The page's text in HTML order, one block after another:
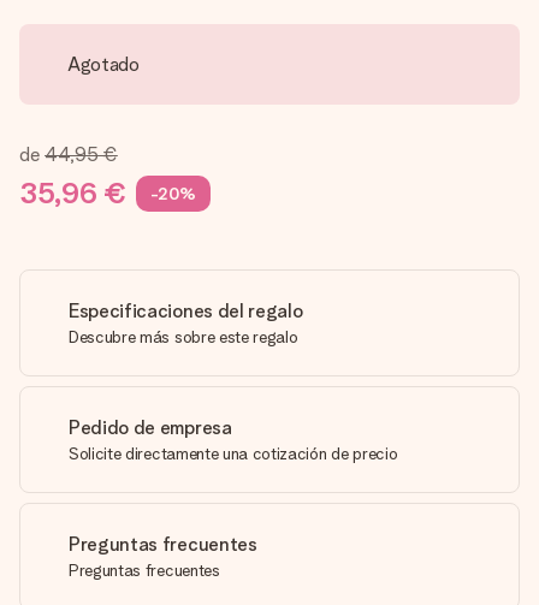
Agotado
de 44,95 €
35,96 € -20%
Especificaciones del regalo
Descubre más sobre este regalo
Pedido de empresa
Solicite directamente una cotización de precio
Preguntas frecuentes
Preguntas frecuentes